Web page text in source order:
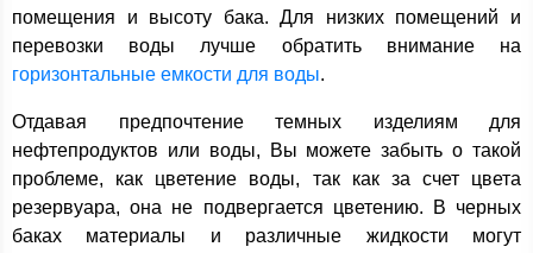
помещения и высоту бака. Для низких помещений и
перевозки воды лучше обратить внимание на
горизонтальные емкости для воды.
Отдавая предпочтение темных изделиям для
нефтепродуктов или воды, Вы можете забыть о такой
проблеме, как цветение воды, так как за счет цвета
резервуара, она не подвергается цветению. В черных
баках материалы и различные жидкости могут